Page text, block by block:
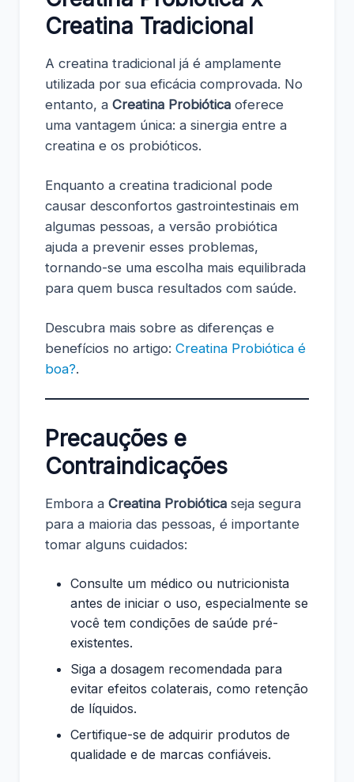
Creatina Tradicional
A creatina tradicional já é amplamente
utilizada por sua eficácia comprovada. No
entanto, a Creatina Probiótica oferece
uma vantagem única: a sinergia entre a
creatina e os probióticos.
Enquanto a creatina tradicional pode
causar desconfortos gastrointestinais em
algumas pessoas, a versão probiótica
ajuda a prevenir esses problemas,
tornando-se uma escolha mais equilibrada
para quem busca resultados com saúde.
Descubra mais sobre as diferenças e
benefícios no artigo: Creatina Probiótica é
boa?.
Precauções e
Contraindicações
Embora a Creatina Probiótica seja segura
para a maioria das pessoas, é importante
tomar alguns cuidados:
Consulte um médico ou nutricionista
antes de iniciar o uso, especialmente se
você tem condições de saúde pré-
existentes.
Siga a dosagem recomendada para
evitar efeitos colaterais, como retenção
de líquidos.
Certifique-se de adquirir produtos de
qualidade e de marcas confiáveis.